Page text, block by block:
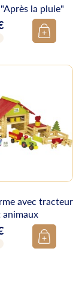
la pluie"
avec tracteur
animaux